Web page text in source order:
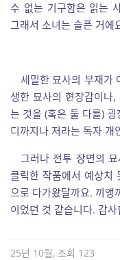
수 없는 기구함은 읽는
그래서 소녀는 슬픈 거에
세밀한 묘사의 부재가
생한 묘사의 현장감이나
는 것을 (혹은 둘 다를)
디까지나 저라는 독자 개
그러나 전투 장면의
클릭한 작품에서 예상치
으로 다가왔달까요. 끼앵
이었던 것 같습니다. 감사
25년 10월, 조회 123